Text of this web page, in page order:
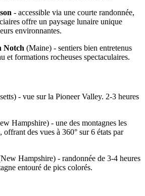
- accessible via une courte randonnée,
offre un paysage lunaire unique
environnantes.
Notch (Maine) - sentiers bien entretenus
et formations rocheuses spectaculaires.
- vue sur la Pioneer Valley. 2-3 heures
Hampshire) - une des montagnes les
offrant des vues à 360° sur 6 états par
Hampshire) - randonnée de 3-4 heures
entouré de pics colorés.